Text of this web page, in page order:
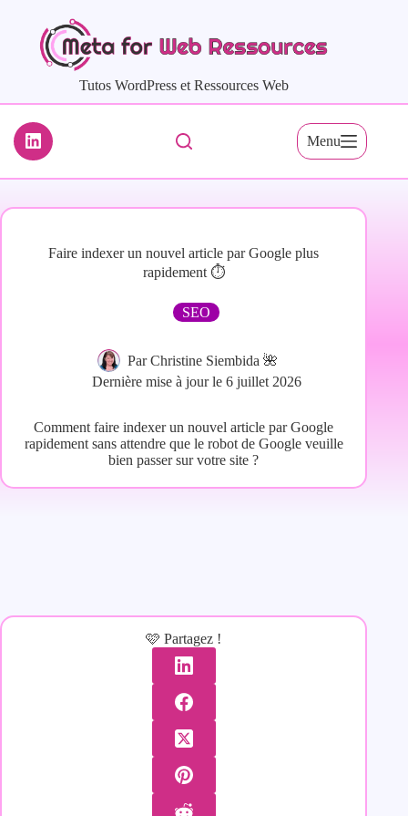
contenu
Tutos WordPress et Ressources Web
Menu
Faire indexer un nouvel article par Google plus
rapidement ⏱️
SEO
Par Christine Siembida 🌺
Dernière mise à jour le 6 juillet 2026
Comment faire indexer un nouvel article par Google
rapidement sans attendre que le robot de Google veuille
bien passer sur votre site ?
🩷 Partagez !